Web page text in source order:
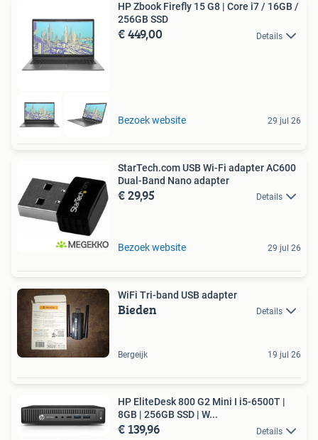
HP Zbook Firefly 15 G8 | Core i7 / 16GB /
256GB SSD
€ 449,00 Details
Bezoek website 29 jul 26
StarTech.com USB Wi-Fi adapter AC600
Dual-Band Nano adapter
€ 29,95 Details
Bezoek website 29 jul 26
WiFi Tri-band USB adapter
Bieden Details
Bergeijk 19 jul 26
HP EliteDesk 800 G2 Mini I i5-6500T |
8GB | 256GB SSD | W...
€ 139,96 Details